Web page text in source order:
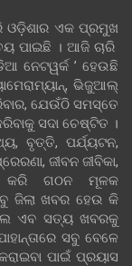
ଓଡ଼ିଶାର ଏକ ପ୍ରମୁଖ
ପାଇଛି । ଆଜି ଚାରି
ନେଟୱର୍କ ’ ହେଉଛି
ଭିଜୁଆଲ୍
ଯେଉଁଠି ସମସ୍ତେ
ସଦା ଚେଷ୍ଟିତ ।
ବୃତ୍ତି, ପର୍ଯ୍ୟଟନ,
ଜୀବନ ଜୀବିକା,
କରି ଗଠନ ମୂଳକ
ଜିଲା ଖବର ହେଉ କି
ଏବ ସତ୍ୟ ଖବରକୁ
ସବୁ ବେଳେ
ପାଇଁ ପ୍ରୟାସ